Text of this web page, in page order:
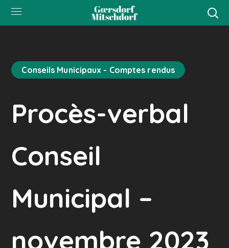
Conseils Municipaux - Comptes rendus
Procès-verbal
Conseil
Municipal –
novembre 2023